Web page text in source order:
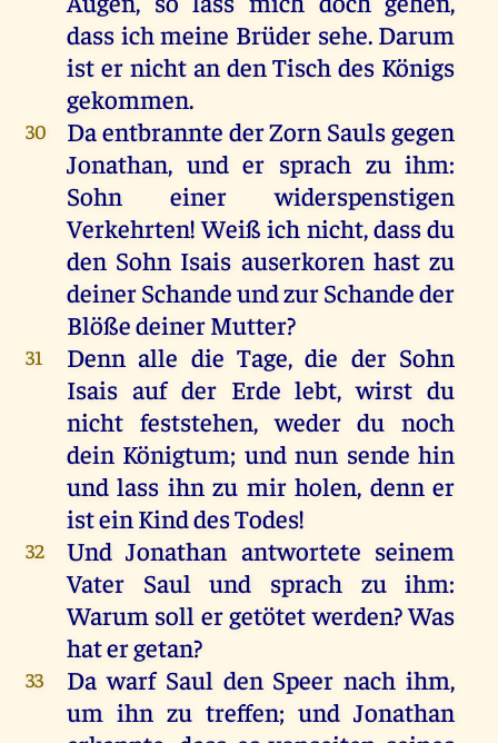
dass ichmeine Brüder sehe. Darum
ist er nicht an den Tisch des Königs
gekommen.
30 Daentbrannte derZorn Saulsgegen
Jonathan, und er sprach zu ihm:
Sohn
einer widerspenstigen
Verkehrten!Weiß ich nicht, dassdu
den Sohn Isais auserkoren hast zu
deinerSchandeundzurSchandeder
BlößedeinerMutter?
31 Denn alle die Tage,die der Sohn
Isais auf der Erde lebt,wirst du
nichtfeststehen,weder du noch
deinKönigtum; und nun sende hin
undlass ihn zu mir holen, denn er
isteinKinddesTodes!
32 Und Jonathan antwortete seinem
Vater
Saul und sprach zu ihm:
Warum soll ergetötetwerden?Was
hatergetan?
33 Da warf Saul den Speer nach ihm,
um ihn zu treffen;und Jonathan